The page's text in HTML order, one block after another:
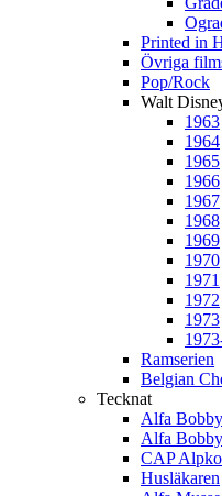
Printed in
Övriga
Pop/Rock
Walt
1963
1964
1965
1966
1967
1968
1969
1970
1971
1972
1973
Ramserien
Belgian
Tecknat
Alfa
Alfa
CAP
Husläkaren